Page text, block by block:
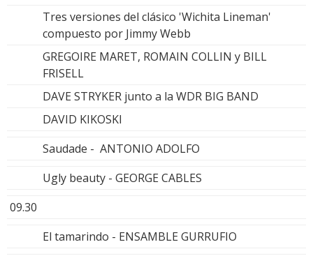
Tres versiones del clásico 'Wichita Lineman'
compuesto por Jimmy Webb
GREGOIRE MARET, ROMAIN COLLIN y BILL
FRISELL
DAVE STRYKER junto a la WDR BIG BAND
DAVID KIKOSKI
Saudade - ANTONIO ADOLFO
Ugly beauty - GEORGE CABLES
09.30
El tamarindo - ENSAMBLE GURRUFIO